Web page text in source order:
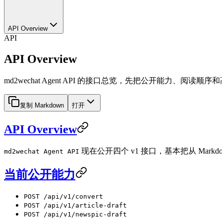
API Overview
API
API Overview
md2wechat Agent API 的接口总览，先把公开能力、阅读顺序
复制 Markdown 打开
API Overview
md2wechat Agent API 现在公开四个 v1 接口，基本把从
当前公开能力
POST /api/v1/convert
POST /api/v1/article-draft
POST /api/v1/newspic-draft